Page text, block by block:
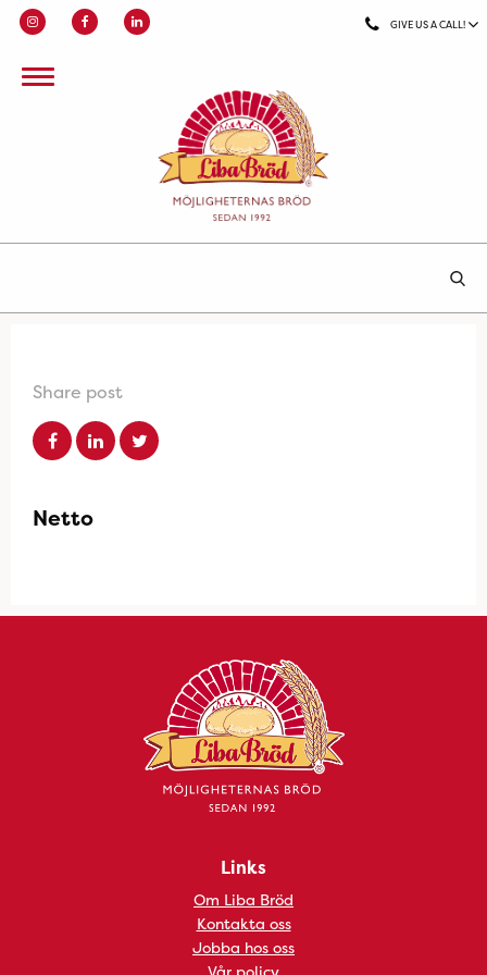
GIVE US A CALL!
Share post
Netto
Links
Om Liba Bröd
Kontakta oss
Jobba hos oss